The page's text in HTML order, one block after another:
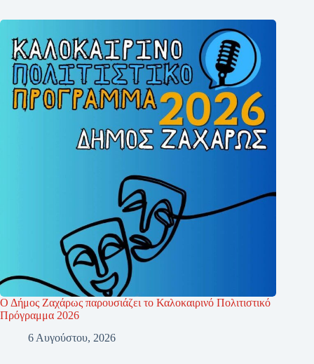
Ο Δήμος Ζαχάρως παρουσιάζει το Καλοκαιρινό Πολιτιστικό
Πρόγραμμα 2026
6 Αυγούστου, 2026